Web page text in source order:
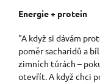
Energie + protein
"A když si dávám
poměr sacharidů a
zimních túrách –
otevřít. A když chci